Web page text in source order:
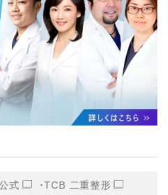
個人情報を、厳正な管理の下
情報への不正アクセス・紛
洩等を防止するため、必要か
的・技術的防御措置を講じ
て】
】達成に必要な範囲で、取
とがあります。
、一般社団法人メディカル
イアンス
式
TCB 二重整形